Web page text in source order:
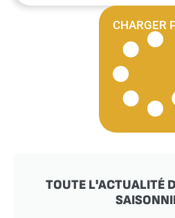
CHARGER
TOUTE L'ACTUALITÉ